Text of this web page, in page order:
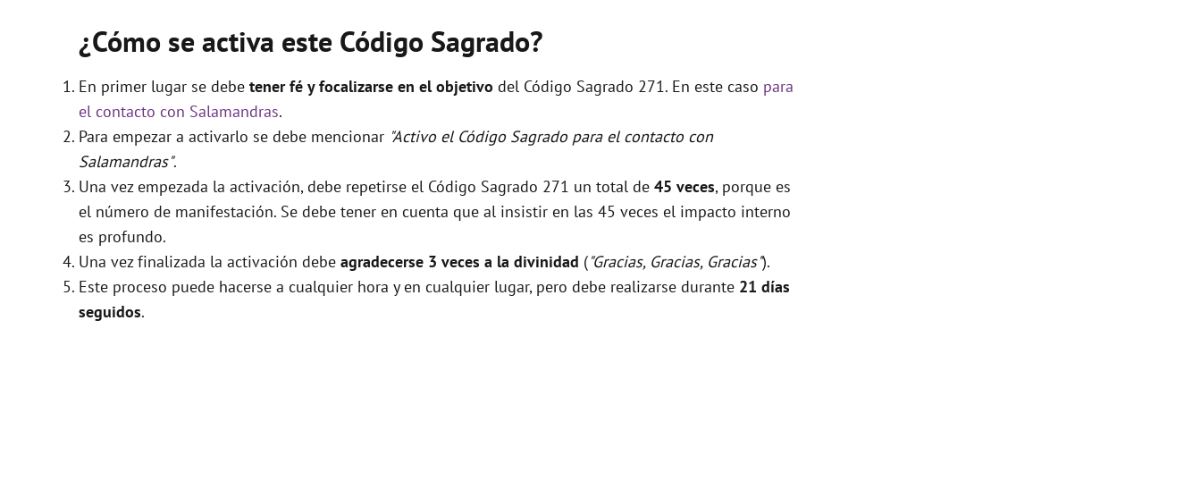
¿Cómo se activa este Código Sagrado?
En primer lugar se debe tener fé y focalizarse en el objetivo del Código Sagrado 271. En este caso para
el contacto con Salamandras.
Para empezar a activarlo se debe mencionar "Activo el Código Sagrado para el contacto con
Salamandras".
Una vez empezada la activación, debe repetirse el Código Sagrado 271 un total de 45 veces, porque es
el número de manifestación. Se debe tener en cuenta que al insistir en las 45 veces el impacto interno
es profundo.
Una vez finalizada la activación debe agradecerse 3 veces a la divinidad ("Gracias, Gracias, Gracias").
Este proceso puede hacerse a cualquier hora y en cualquier lugar, pero debe realizarse durante 21 días
seguidos.